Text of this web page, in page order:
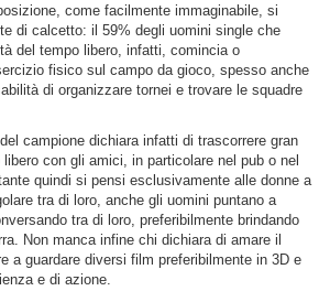
come facilmente immaginabile, si
di calcetto: il 59% degli uomini single che
del tempo libero, infatti, comincia o
fisico sul campo da gioco, spesso anche
di organizzare tornei e trovare le squadre
campione dichiara infatti di trascorrere gran
con gli amici, in particolare nel pub o nel
quindi si pensi esclusivamente alle donne a
tra di loro, anche gli uomini puntano a
tra di loro, preferibilmente brindando
Non manca infine chi dichiara di amare il
a guardare diversi film preferibilmente in 3D e
e di azione.